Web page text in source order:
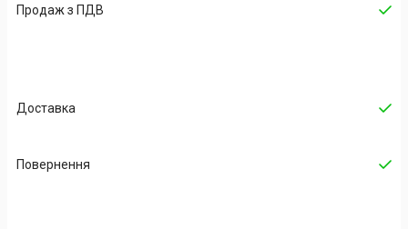
Продаж з ПДВ
Доставка
Повернення